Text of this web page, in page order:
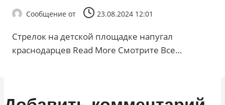
Сообщение от 23.08.2024 12:01
Стрелок на детской площадке напугал
краснодарцев ​Read More Смотрите Все…